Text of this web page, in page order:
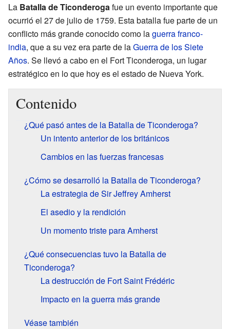
La Batalla de Ticonderogafue un evento importante que
ocurrió el 27 de julio de 1759. Esta batalla fue parte de un
conflicto más grande conocido como laguerra franco-
india, que a su vez era parte de laGuerra de los Siete
Años. Se llevó a cabo en el Fort Ticonderoga, un lugar
estratégico en lo que hoy es el estado de Nueva York.
Contenido
¿Qué pasó antes de la Batalla de Ticonderoga?
Un intento anterior de los británicos
Cambios en las fuerzas francesas
¿Cómo se desarrolló la Batalla de Ticonderoga?
La estrategia de Sir Jeffrey Amherst
El asedio y la rendición
Un momento triste para Amherst
¿Qué consecuencias tuvo la Batalla de
Ticonderoga?
La destrucción de Fort Saint Frédéric
Impacto en la guerra más grande
Véase también